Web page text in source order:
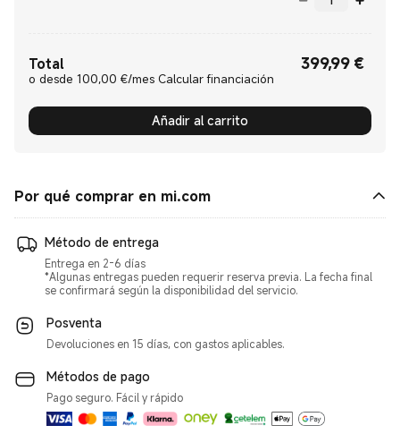
Total 399,99 €
o desde 100,00 €/mes Calcular financiación
Añadir al carrito
Por qué comprar en mi.com
Método de entrega
Entrega en 2-6 días
*Algunas entregas pueden requerir reserva previa. La fecha final
se confirmará según la disponibilidad del servicio.
Posventa
Devoluciones en 15 días, con gastos aplicables.
Métodos de pago
Pago seguro. Fácil y rápido